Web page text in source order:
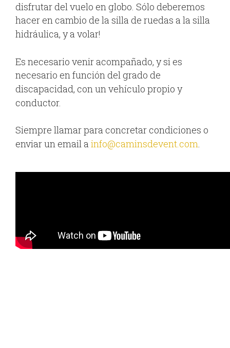
disfrutar del vuelo en globo. Sólo deberemos
hacer en cambio de la silla de ruedas a la silla
hidráulica, y a volar!
Es necesario venir acompañado, y si es
necesario en función del grado de
discapacidad, con un vehículo propio y
conductor.
Siempre llamar para concretar condiciones o
enviar un email a info@caminsdevent.com